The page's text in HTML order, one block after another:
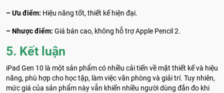
– Ưu điểm: Hiệu năng tốt, thiết kế hiện đại.
– Nhược điểm: Giá bán cao, không hỗ trợ Apple Pencil 2.
5. Kết luận
iPad Gen 10 là một sản phẩm có nhiều cải tiến về mặt thiết kế và hiệu
năng, phù hợp cho học tập, làm việc văn phòng và giải trí. Tuy nhiên,
mức giá của sản phẩm này vẫn khiến nhiều người dùng đắn đo khi